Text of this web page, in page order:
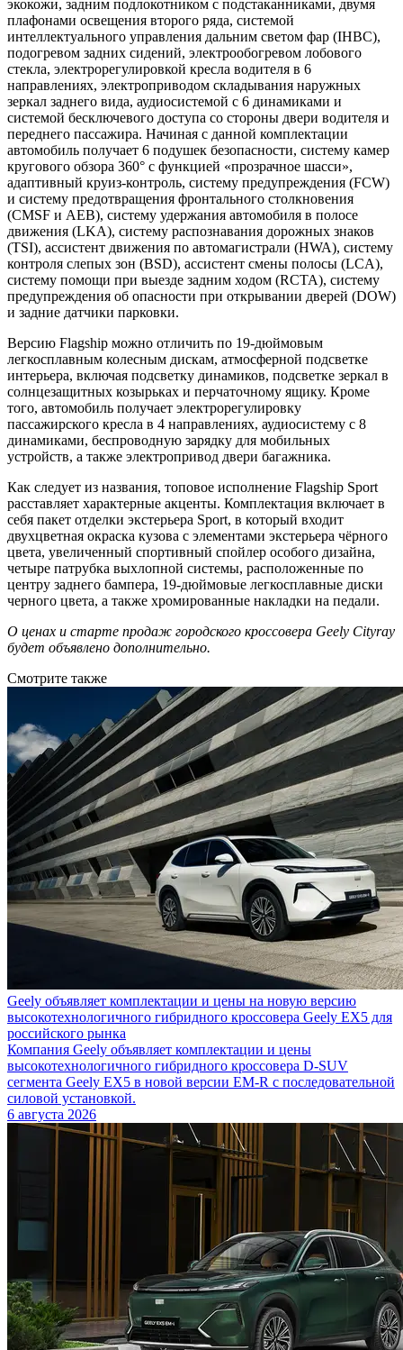
экокожи, задним подлокотником с подстаканниками, двумя
плафонами освещения второго ряда, системой
интеллектуального управления дальним светом фар (IHBC),
подогревом задних сидений, электрообогревом лобового
стекла, электрорегулировкой кресла водителя в 6
направлениях, электроприводом складывания наружных
зеркал заднего вида, аудиосистемой с 6 динамиками и
системой бесключевого доступа со стороны двери водителя и
переднего пассажира. Начиная с данной комплектации
автомобиль получает 6 подушек безопасности, систему камер
кругового обзора 360° с функцией «прозрачное шасси»,
адаптивный круиз-контроль, систему предупреждения (FCW)
и систему предотвращения фронтального столкновения
(CMSF и AEB), систему удержания автомобиля в полосе
движения (LKA), систему распознавания дорожных знаков
(TSI), ассистент движения по автомагистрали (HWA), систему
контроля слепых зон (BSD), ассистент смены полосы (LCA),
систему помощи при выезде задним ходом (RCTA), систему
предупреждения об опасности при открывании дверей (DOW)
и задние датчики парковки.
Версию Flagship можно отличить по 19-дюймовым
легкосплавным колесным дискам, атмосферной подсветке
интерьера, включая подсветку динамиков, подсветке зеркал в
солнцезащитных козырьках и перчаточному ящику. Кроме
того, автомобиль получает электрорегулировку
пассажирского кресла в 4 направлениях, аудиосистему с 8
динамиками, беспроводную зарядку для мобильных
устройств, а также электропривод двери багажника.
Как следует из названия, топовое исполнение Flagship Sport
расставляет характерные акценты. Комплектация включает в
себя пакет отделки экстерьера Sport, в который входит
двухцветная окраска кузова с элементами экстерьера чёрного
цвета, увеличенный спортивный спойлер особого дизайна,
четыре патрубка выхлопной системы, расположенные по
центру заднего бампера, 19-дюймовые легкосплавные диски
черного цвета, а также хромированные накладки на педали.
О ценах и старте продаж городского кроссовера Geely Cityray
будет объявлено дополнительно.
Смотрите также
Geely объявляет комплектации и цены на новую версию
высокотехнологичного гибридного кроссовера Geely EX5 для
российского рынка
Компания Geely объявляет комплектации и цены
высокотехнологичного гибридного кроссовера D-SUV
сегмента Geely EX5 в новой версии EM-R с последовательной
силовой установкой.
6 августа 2026